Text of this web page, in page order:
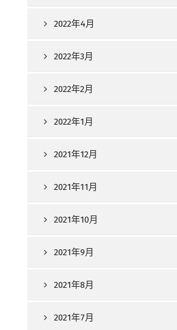
2022年4月
2022年3月
2022年2月
2022年1月
2021年12月
2021年11月
2021年10月
2021年9月
2021年8月
2021年7月